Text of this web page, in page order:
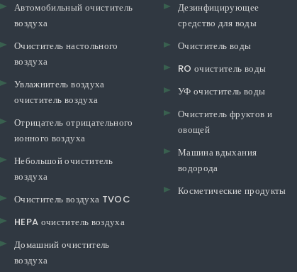
Автомобильный очиститель
воздуха
Очиститель настольного
воздуха
Увлажнитель воздуха
очиститель воздуха
Отрицатель отрицательного
ионного воздуха
Небольшой очиститель
воздуха
Очиститель воздуха TVOC
HEPA очиститель воздуха
Домашний очиститель
воздуха
Дезинфицирующее
средство для воды
Очиститель воды
RO очиститель воды
УФ очиститель воды
Очиститель фруктов и
овощей
Машина вдыхания
водорода
Косметические продукты